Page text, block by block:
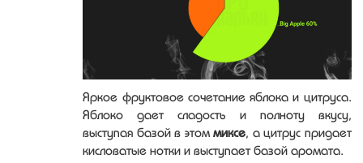
Яркое фруктовое сочетание яблока и цитруса.
Яблоко дает сладость и полноту вкусу,
выступая базой в этоммиксе, а цитрус придает
кисловатые нотки и выступает базой аромата.